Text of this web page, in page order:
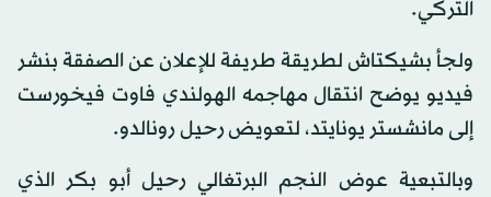
التركي.
ولجأ بشيكتاش لطريقة طريفة للإعلان عن الصفقة بنشر
فيديو يوضح انتقال مهاجمه الهولندي فاوت فيخورست
إلى مانشستر يونايتد، لتعويض رحيل رونالدو.
وبالتبعية عوض النجم البرتغالي رحيل أبو بكر الذي